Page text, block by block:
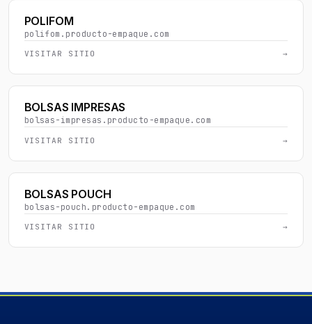
POLIFOM
polifom.producto-empaque.com
VISITAR SITIO →
BOLSAS IMPRESAS
bolsas-impresas.producto-empaque.com
VISITAR SITIO →
BOLSAS POUCH
bolsas-pouch.producto-empaque.com
VISITAR SITIO →